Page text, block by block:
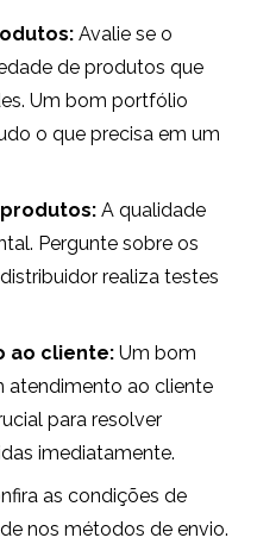
Avalie se o
de produtos que
Um bom portfólio
o que precisa em um
A qualidade
Pergunte sobre os
realiza testes
ao cliente: Um bom
atendimento ao cliente
para resolver
imediatamente.
as condições de
nos métodos de envio.